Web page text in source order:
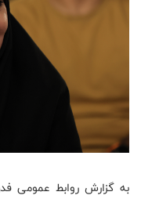
به گزارش روابط عمومی